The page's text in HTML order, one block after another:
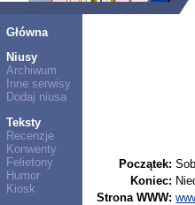
Główna
Niusy
Archiwum
Inne serwisy
Dodaj niusa
Teksty
Recenzje
Konwenty
Felietony
Humor
Kiosk
Początek:
Koniec:
Strona WWW: